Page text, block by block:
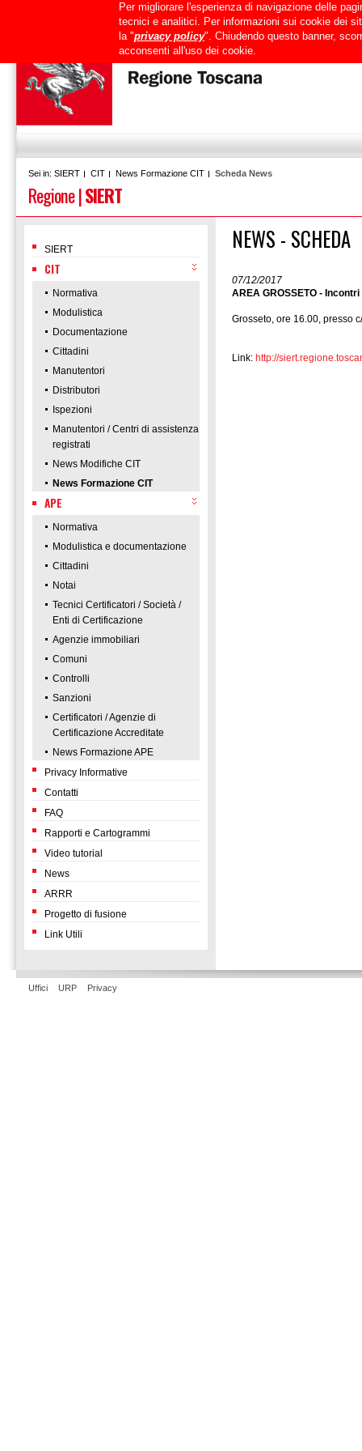
Mappa del sito RTRT Intranet
Sei in: SIERT CIT News Formazione CIT Scheda News
Regione|SIERT
SIERT
CIT
Normativa
Modulistica
Documentazione
Cittadini
Manutentori
Distributori
Ispezioni
Manutentori / Centri di assistenza
registrati
News Modifiche CIT
News Formazione CIT
APE
Normativa
Modulistica e documentazione
Cittadini
Notai
Tecnici Certificatori / Società /
Enti di Certificazione
Agenzie immobiliari
Comuni
Controlli
Sanzioni
Certificatori / Agenzie di
Certificazione Accreditate
News Formazione APE
Privacy Informative
Contatti
FAQ
Rapporti e Cartogrammi
Video tutorial
News
ARRR
Progetto di fusione
Link Utili
NEWS - SCHEDA
07/12/2017
AREA GROSSETO -
Grosseto, ore 16.00, presso
Link: http://
Uffici URP Privacy
Per migliorare l'esperienza di navigazione delle
tecnici e analitici. Per informazioni sui cookie dei
la "privacy policy". Chiudendo questo banner,
acconsenti all'uso dei cookie.